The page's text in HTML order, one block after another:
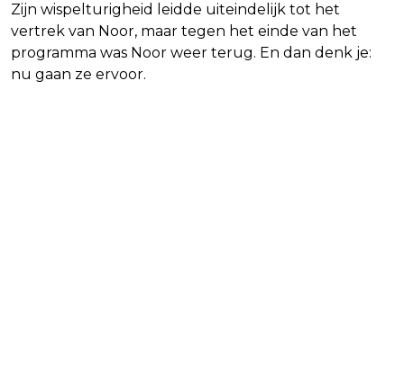
Zijn wispelturigheid leidde uiteindelijk tot het
vertrek van Noor, maar tegen het einde van het
programma was Noor weer terug. En dan denk je:
nu gaan ze ervoor.